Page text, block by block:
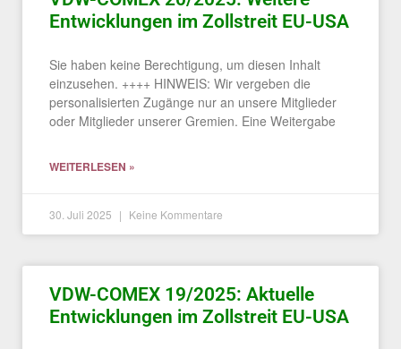
Entwicklungen im Zollstreit EU-USA
Sie haben keine Berechtigung, um diesen Inhalt
einzusehen. ++++ HINWEIS: Wir vergeben die
personalisierten Zugänge nur an unsere Mitglieder
oder Mitglieder unserer Gremien. Eine Weitergabe
WEITERLESEN »
30. Juli 2025 Keine Kommentare
VDW-COMEX 19/2025: Aktuelle
Entwicklungen im Zollstreit EU-USA